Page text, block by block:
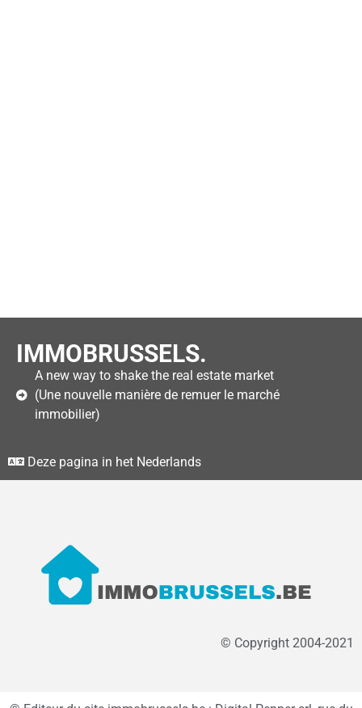
IMMOBRUSSELS.
A new way to shake the real estate market
(Une nouvelle manière de remuer le marché
immobilier)
Deze pagina in het Nederlands
© Copyright 2004-2021